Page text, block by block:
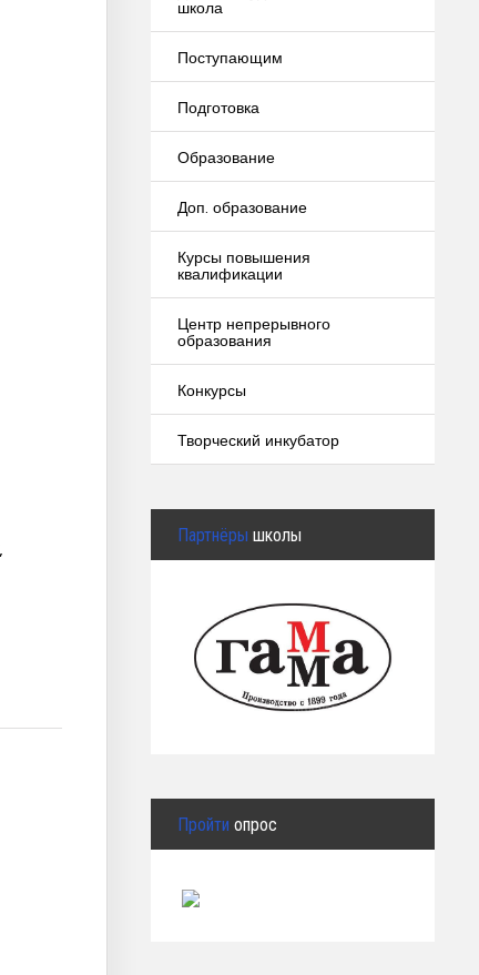
школа
Поступающим
Подготовка
Образование
Доп. образование
Курсы повышения
квалификации
Центр непрерывного
образования
Конкурсы
Творческий инкубатор
Партнёры школы
Пройти опрос